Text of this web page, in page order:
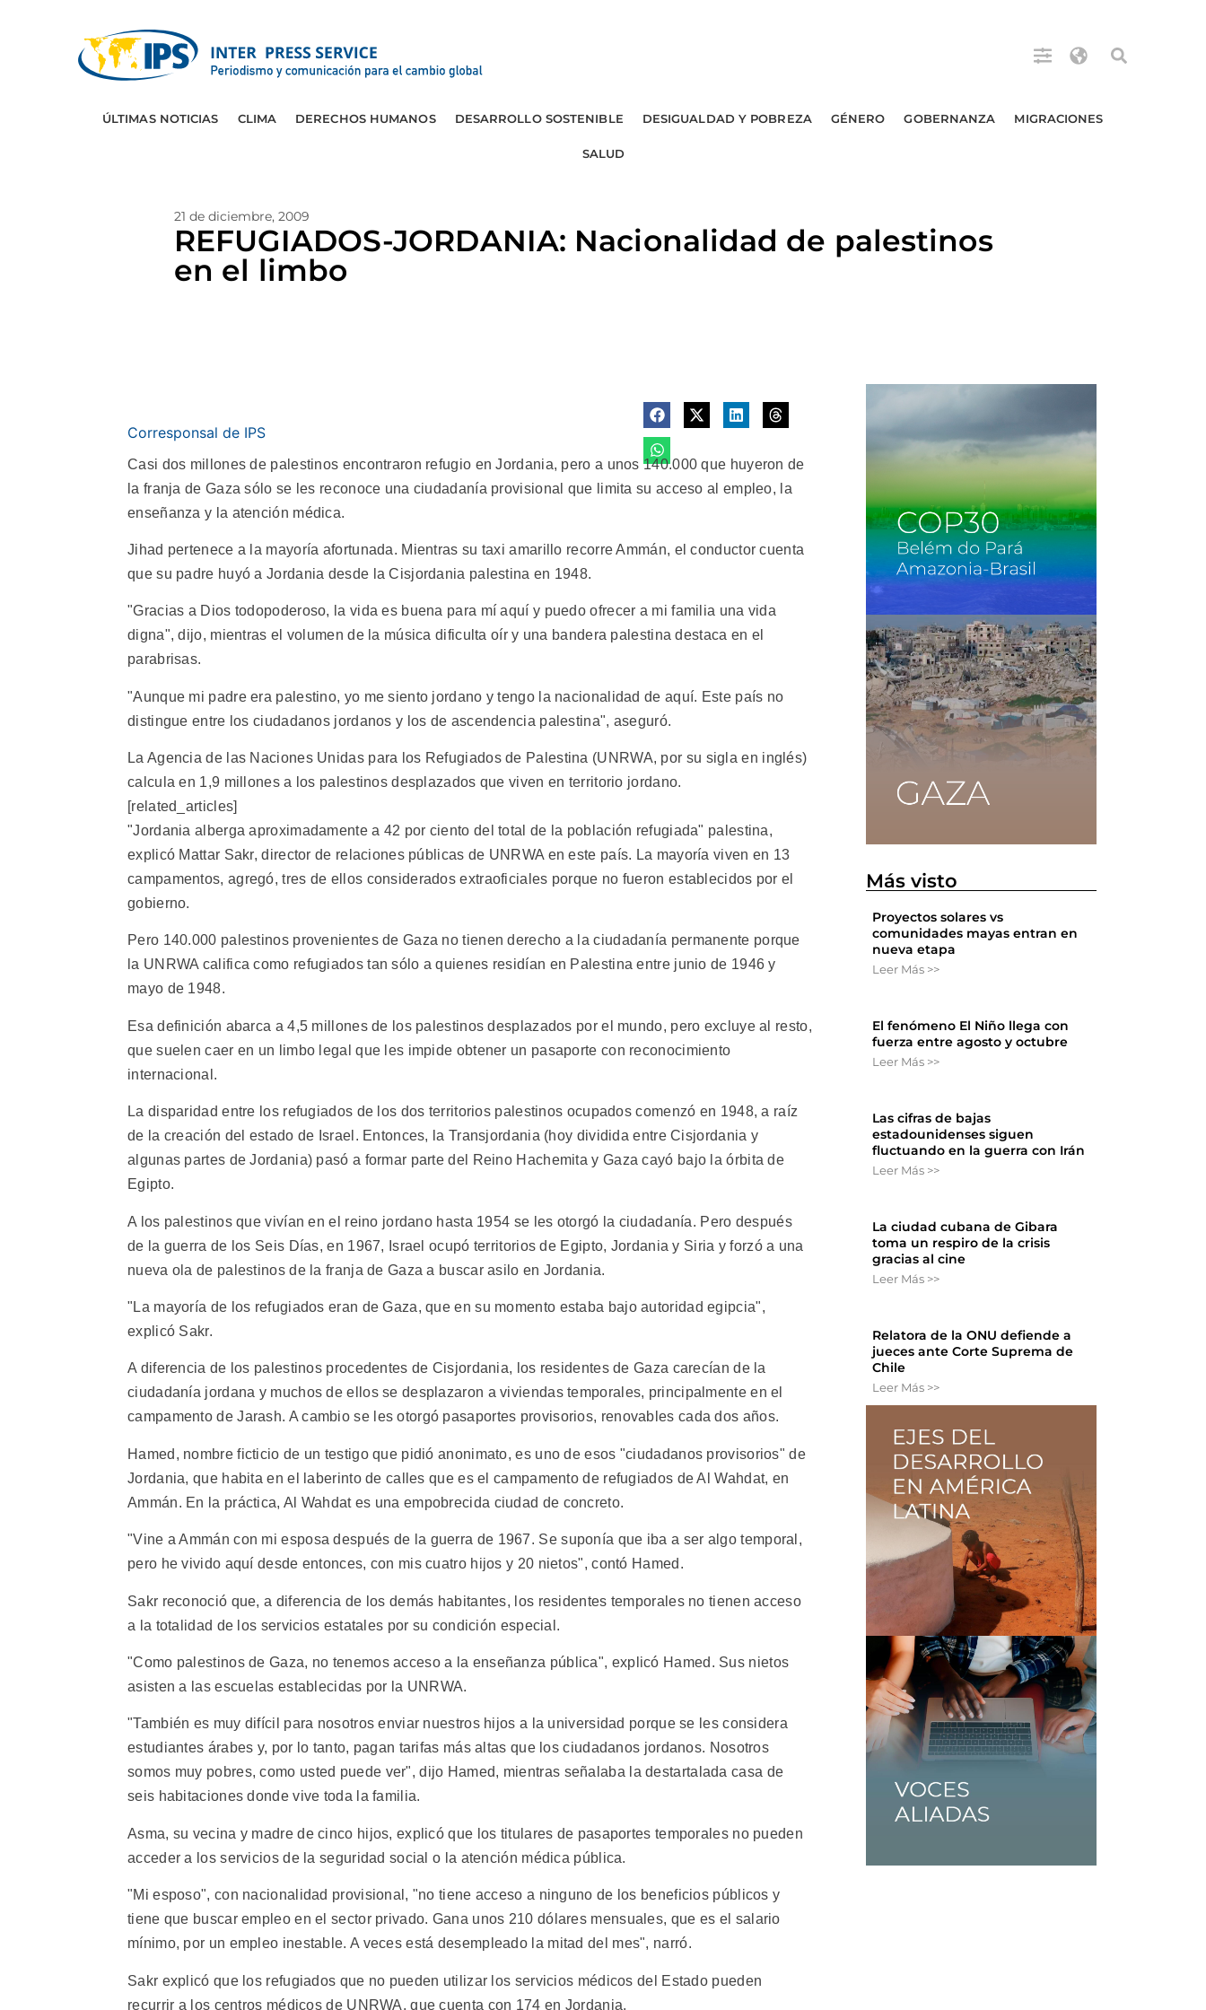
ÚLTIMAS NOTICIAS CLIMA DERECHOS HUMANOS DESARROLLO SOSTENIBLE DESIGUALDAD Y POBREZA GÉNERO GOBERNANZA MIGRACIONES
SALUD
21 de diciembre, 2009
REFUGIADOS-JORDANIA: Nacionalidad de palestinos
en el limbo
Corresponsal de IPS
Casi dos millones de palestinos encontraron refugio en Jordania, pero a unos 140.000 que huyeron de
la franja de Gaza sólo se les reconoce una ciudadanía provisional que limita su acceso al empleo, la
enseñanza y la atención médica.
Jihad pertenece a la mayoría afortunada. Mientras su taxi amarillo recorre Ammán, el conductor cuenta
que su padre huyó a Jordania desde la Cisjordania palestina en 1948.
"Gracias a Dios todopoderoso, la vida es buena para mí aquí y puedo ofrecer a mi familia una vida
digna", dijo, mientras el volumen de la música dificulta oír y una bandera palestina destaca en el
parabrisas.
"Aunque mi padre era palestino, yo me siento jordano y tengo la nacionalidad de aquí. Este país no
distingue entre los ciudadanos jordanos y los de ascendencia palestina", aseguró.
La Agencia de las Naciones Unidas para los Refugiados de Palestina (UNRWA, por su sigla en inglés)
calcula en 1,9 millones a los palestinos desplazados que viven en territorio jordano.
[related_articles]
"Jordania alberga aproximadamente a 42 por ciento del total de la población refugiada" palestina,
explicó Mattar Sakr, director de relaciones públicas de UNRWA en este país. La mayoría viven en 13
campamentos, agregó, tres de ellos considerados extraoficiales porque no fueron establecidos por el
gobierno.
Pero 140.000 palestinos provenientes de Gaza no tienen derecho a la ciudadanía permanente porque
la UNRWA califica como refugiados tan sólo a quienes residían en Palestina entre junio de 1946 y
mayo de 1948.
Esa definición abarca a 4,5 millones de los palestinos desplazados por el mundo, pero excluye al resto,
que suelen caer en un limbo legal que les impide obtener un pasaporte con reconocimiento
internacional.
La disparidad entre los refugiados de los dos territorios palestinos ocupados comenzó en 1948, a raíz
de la creación del estado de Israel. Entonces, la Transjordania (hoy dividida entre Cisjordania y
algunas partes de Jordania) pasó a formar parte del Reino Hachemita y Gaza cayó bajo la órbita de
Egipto.
A los palestinos que vivían en el reino jordano hasta 1954 se les otorgó la ciudadanía. Pero después
de la guerra de los Seis Días, en 1967, Israel ocupó territorios de Egipto, Jordania y Siria y forzó a una
nueva ola de palestinos de la franja de Gaza a buscar asilo en Jordania.
"La mayoría de los refugiados eran de Gaza, que en su momento estaba bajo autoridad egipcia",
explicó Sakr.
A diferencia de los palestinos procedentes de Cisjordania, los residentes de Gaza carecían de la
ciudadanía jordana y muchos de ellos se desplazaron a viviendas temporales, principalmente en el
campamento de Jarash. A cambio se les otorgó pasaportes provisorios, renovables cada dos años.
Hamed, nombre ficticio de un testigo que pidió anonimato, es uno de esos "ciudadanos provisorios" de
Jordania, que habita en el laberinto de calles que es el campamento de refugiados de Al Wahdat, en
Ammán. En la práctica, Al Wahdat es una empobrecida ciudad de concreto.
"Vine a Ammán con mi esposa después de la guerra de 1967. Se suponía que iba a ser algo temporal,
pero he vivido aquí desde entonces, con mis cuatro hijos y 20 nietos", contó Hamed.
Sakr reconoció que, a diferencia de los demás habitantes, los residentes temporales no tienen acceso
a la totalidad de los servicios estatales por su condición especial.
"Como palestinos de Gaza, no tenemos acceso a la enseñanza pública", explicó Hamed. Sus nietos
asisten a las escuelas establecidas por la UNRWA.
"También es muy difícil para nosotros enviar nuestros hijos a la universidad porque se les considera
estudiantes árabes y, por lo tanto, pagan tarifas más altas que los ciudadanos jordanos. Nosotros
somos muy pobres, como usted puede ver", dijo Hamed, mientras señalaba la destartalada casa de
seis habitaciones donde vive toda la familia.
Asma, su vecina y madre de cinco hijos, explicó que los titulares de pasaportes temporales no pueden
acceder a los servicios de la seguridad social o la atención médica pública.
"Mi esposo", con nacionalidad provisional, "no tiene acceso a ninguno de los beneficios públicos y
tiene que buscar empleo en el sector privado. Gana unos 210 dólares mensuales, que es el salario
mínimo, por un empleo inestable. A veces está desempleado la mitad del mes", narró.
Sakr explicó que los refugiados que no pueden utilizar los servicios médicos del Estado pueden
recurrir a los centros médicos de UNRWA, que cuenta con 174 en Jordania.
Más visto
Proyectos solares vs
comunidades mayas entran en
nueva etapa
Leer Más >>
El fenómeno El Niño llega con
fuerza entre agosto y octubre
Leer Más >>
Las cifras de bajas
estadounidenses siguen
fluctuando en la guerra con Irán
Leer Más >>
La ciudad cubana de Gibara
toma un respiro de la crisis
gracias al cine
Leer Más >>
Relatora de la ONU defiende a
jueces ante Corte Suprema de
Chile
Leer Más >>